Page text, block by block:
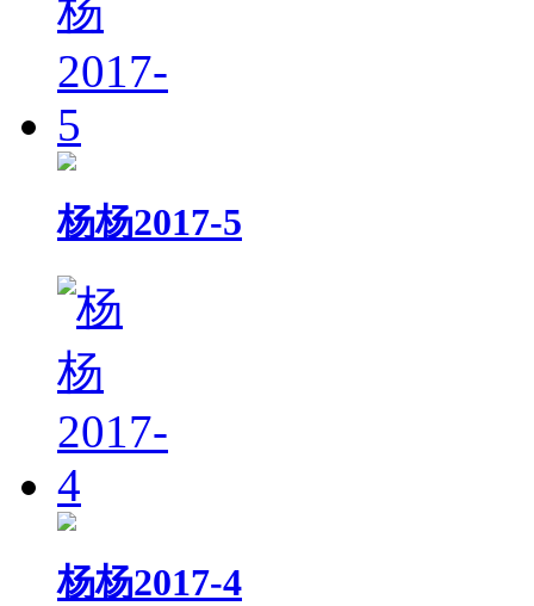
杨杨2017-5
杨杨2017-4